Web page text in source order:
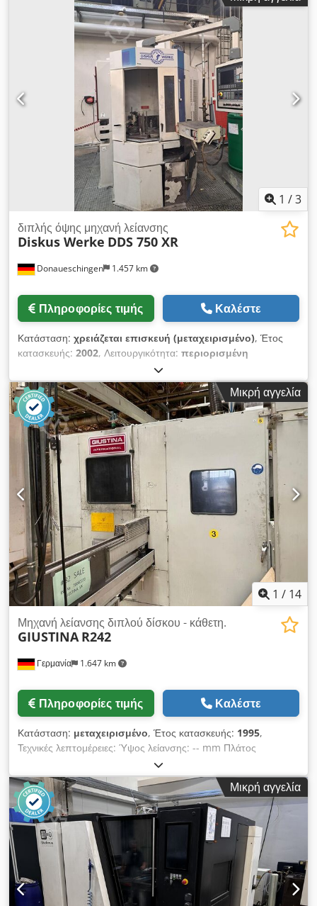
Τεχνικά στοιχεία: Ποσότητα: 1,5 mm: - 220/380V, βύσμα
σύνδεσης CEE 16 Εξοπλισμός: - με κάτω από τον πάγκο *
1 /3
Donaueschingen 1.457 km
διπλής όψης μηχανή λείανσης
Diskus Werke DDS 750 XR
Πληροφορίες τιμής Καλέστε
Κατάσταση: χρειάζεται επισκευή (μεταχειρισμένο), Έτος
κατασκευής: 2002, Λειτουργικότητα: περιορισμένη
, αριθμός μηχανήματος/οχήματος:
Προς πώληση χρησιμοποιείται δισκοειδής επίπεδη λειαντική
μηχανή DDS 750 XR, έτος κατασκευής 2002. Το σύστημα
αυτόματης μέτρησης Diskus IONIOC είναι ελαττωματικό, κατά
τα άλλα το μηχάνημα είναι έτοιμο προς λειτουργία.
Επιθεώρηση υπό ρεύμα στο σημείο στο Remscheid είναι
δυνατή. Cedpfx Amoza Thte Ejrf
Μικρή αγγελία
1 / 14
Γερμανία 1.647 km
Μηχανή λείανσης διπλού δίσκου - κάθετη.
GIUSTINA R242
Πληροφορίες τιμής Καλέστε
Κατάσταση: μεταχειρισμένο, Έτος κατασκευής: 1995,
Τεχνικές λεπτομέρειες: Ύψος λείανσης: -- mm Πλάτος
λείανσης: 220 mm Διάμετρος τροχού λείανσης: 762 mm
Συνολική απαιτούμενη ισχύς: 90 kW Βάρος μηχανής περίπου:
13 τόνοι Κίνηση άξονα: Άξονας λείανσης 1: 37 kW Κίνηση
άξονα: Άξονας λείανσης 2: 37 kW Codpfx Amewi Nh No Ejrf
Μηχανή λείανσης για την προ-λείανση των μπιελών Με 2
εφεδρικούς κινητήρες άξονα *
Μικρή αγγελία